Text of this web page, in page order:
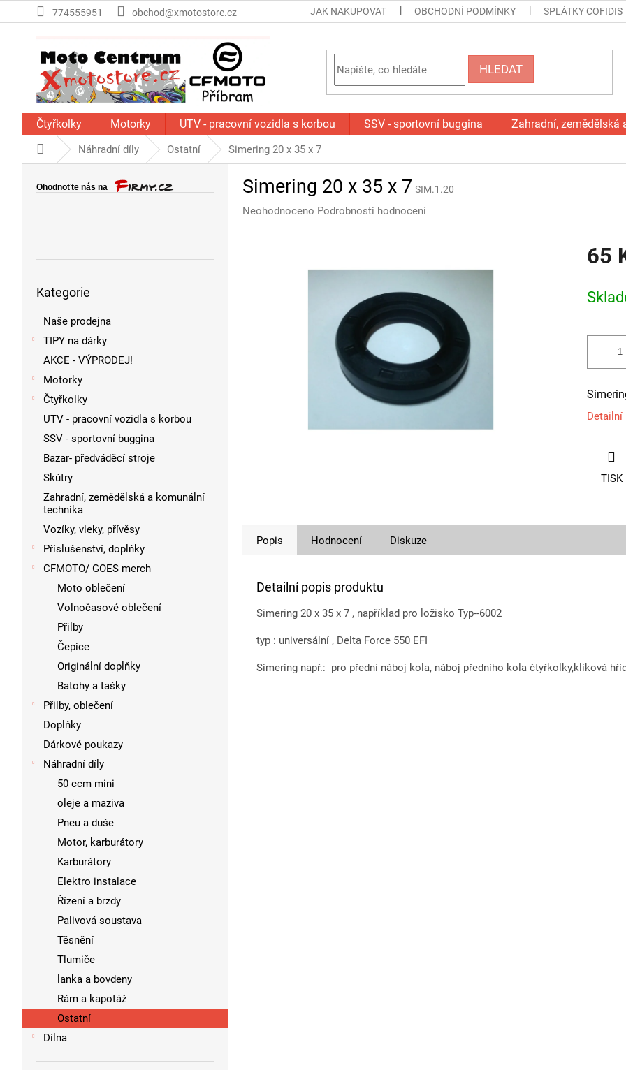
na
774555951 obchod@xmotostore.cz JAK NAKUPOVAT OBCHODNÍ PODMÍNKY SPLÁTKY COFIDIS
HLEDAT
Čtyřkolky Motorky UTV - pracovní vozidla s korbou SSV - sportovní buggina Zahradní, zemědělská
Domů Náhradní díly Ostatní Simering 20 x 35 x 7
kategorie
Kategorie
Naše prodejna
TIPY na dárky
AKCE - VÝPRODEJ!
Motorky
Čtyřkolky
UTV - pracovní vozidla s korbou
SSV - sportovní buggina
Bazar- předváděcí stroje
Skútry
Zahradní, zemědělská a komunální
technika
Vozíky, vleky, přívěsy
Příslušenství, doplňky
CFMOTO/ GOES merch
Moto oblečení
Volnočasové oblečení
Přilby
Čepice
Originální doplňky
Batohy a tašky
Přilby, oblečení
Doplňky
Dárkové poukazy
Náhradní díly
50 ccm mini
oleje a maziva
Pneu a duše
Motor, karburátory
Karburátory
Elektro instalace
Řízení a brzdy
Palivová soustava
Těsnění
Tlumiče
lanka a bovdeny
Rám a kapotáž
Ostatní
Dílna
Simering 20 x 35 x 7 SIM.1.20
Průměrné
Neohodnoceno Podrobnosti hodnocení
65
cena:
Detailní
TISK
Popis Hodnocení Diskuze
Detailní popis produktu
Simering 20 x 35 x 7 , například pro ložisko Typ--6002
typ : universální , Delta Force 550 EFI
Simering např.: pro přední náboj kola, náboj předního kola čtyřkolky,kliková